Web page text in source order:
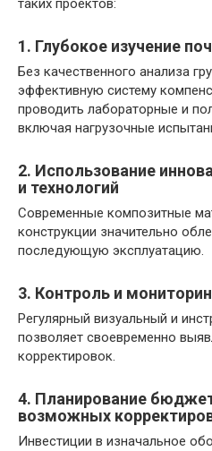
таких проектов:
1. Глубокое изучение
Без качественного анализа
эффективную систему
проводить лабораторные и
включая нагрузочные
2. Использование
и технологий
Современные композитные
конструкции значительно
последующую эксплуатацию.
3. Контроль и
Регулярный визуальный и
позволяет своевременно
корректировок.
4. Планирование
возможных
Инвестиции в изначальное